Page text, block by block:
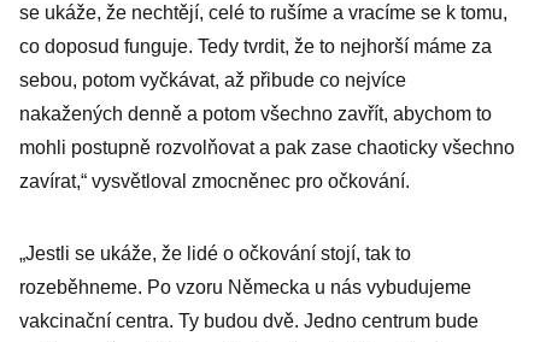
se ukáže, že nechtějí, celé to rušíme a vracíme se k tomu,
co doposud funguje. Tedy tvrdit, že to nejhorší máme za
sebou, potom vyčkávat, až přibude co nejvíce
nakažených denně a potom všechno zavřít, abychom to
mohli postupně rozvolňovat a pak zase chaoticky všechno
zavírat,“ vysvětloval zmocněnec pro očkování.
„Jestli se ukáže, že lidé o očkování stojí, tak to
rozeběhneme. Po vzoru Německa u nás vybudujeme
vakcinační centra. Ty budou dvě. Jedno centrum bude